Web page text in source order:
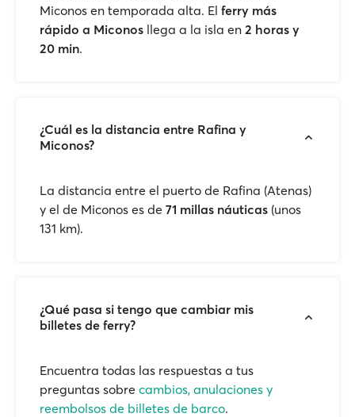
Miconos en temporada alta. El ferry más
rápido a Miconos llega a la isla en 2 horas y
20 min.
¿Cuál es la distancia entre Rafina y
Miconos?
La distancia entre el puerto de Rafina (Atenas)
y el de Miconos es de 71 millas náuticas (unos
131 km).
¿Qué pasa si tengo que cambiar mis
billetes de ferry?
Encuentra todas las respuestas a tus
preguntas sobre cambios, anulaciones y
reembolsos de billetes de barco.